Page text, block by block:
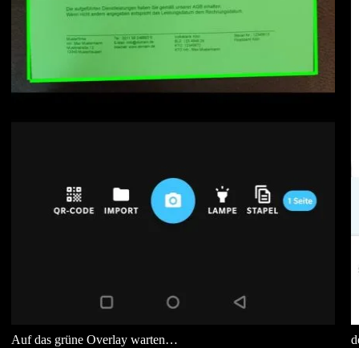
Auf das grüne Overlay warten…